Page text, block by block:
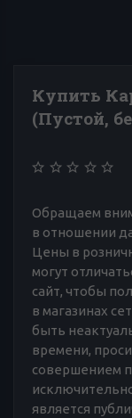
Купить
(Пустой,
Обращаем
в отношении
Цены в
могут
сайт, чтобы
в магазинах
быть
времени,
совершением
является